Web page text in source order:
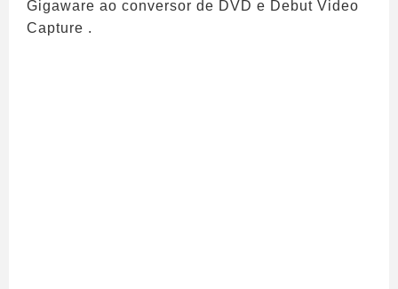
Gigaware ao conversor de DVD e Debut Video
Capture .